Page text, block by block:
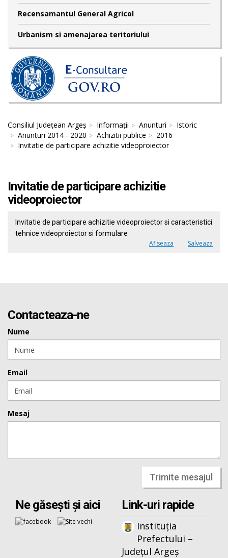
Recensamantul General Agricol
Urbanism si amenajarea teritoriului
Consiliul Județean Argeș Informații Anunturi
Istoric
Anunturi 2014 - 2020
Achizitii publice
2016
Invitatie de participare achizitie videoproiector
Invitatie de participare achizitie
videoproiector
Invitatie de participare achizitie videoproiector si caracteristici
tehnice videoproiector si formulare
Afiseaza Salveaza
Contacteaza-ne
Nume
Email
Mesaj
Trimite mesajul
Ne găsești și aici Link-uri rapide
Instituția
Prefectului –
Județul Argeș